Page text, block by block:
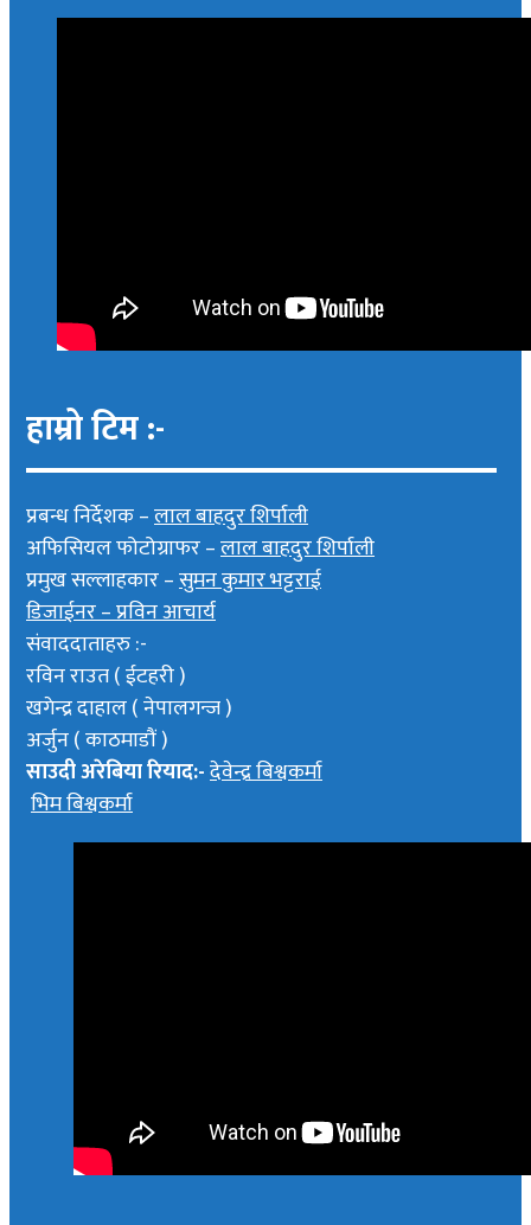
हाम्रो टिम :-
प्रबन्ध निर्देशक –लाल बाहदुर शिर्पाली
अफिसियल फोटोग्राफर –लाल बाहदुर शिर्पाली
प्रमुख सल्लाहकार –सुमन कुमार भट्टराई
डिजाईनर – प्रविन आचार्य
संवाददाताहरु :-
रविन राउत ( ईटहरी )
खगेन्द्र दाहाल ( नेपालगन्ज )
अर्जुन ( काठमाडौं )
साउदी अरेबिया रियाद:-देवेन्द्र बिश्वकर्मा
भिम बिश्वकर्मा